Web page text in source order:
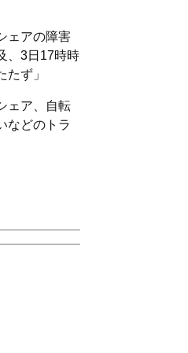
ェアの障害
、3日17時時
たず」
ェア、自転
などのトラ